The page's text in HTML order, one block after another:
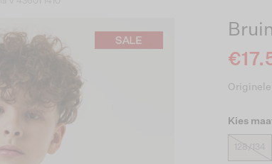
Kies
128/134